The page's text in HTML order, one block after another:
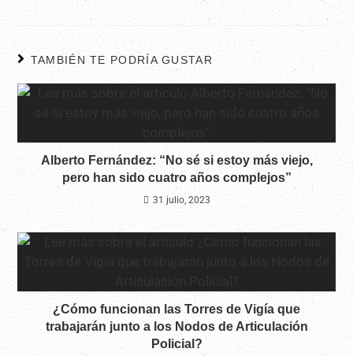
TAMBIÉN TE PODRÍA GUSTAR
Alberto Fernández: “No sé si estoy más viejo,
pero han sido cuatro años complejos”
31 julio, 2023
¿Cómo funcionan las Torres de Vigía que
trabajarán junto a los Nodos de Articulación
Policial?